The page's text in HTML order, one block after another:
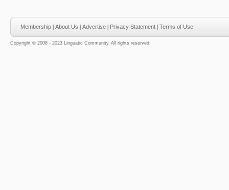
Membership | About Us | Advertise | Privacy Statement | Terms of Use
Copyright © 2008 - 2023 Linguatic Community. All rights reserved.